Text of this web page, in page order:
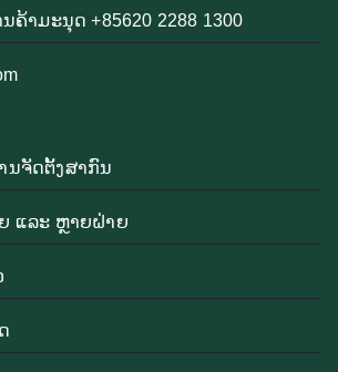
ຄ້າມະນຸດ +85620 2288 1300
ນຈັດຕັ້ງສາກົນ
ແລະ ຫຼາຍຝ່າຍ